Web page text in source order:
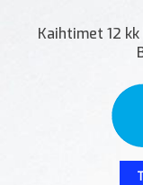
Kaihtimet 12